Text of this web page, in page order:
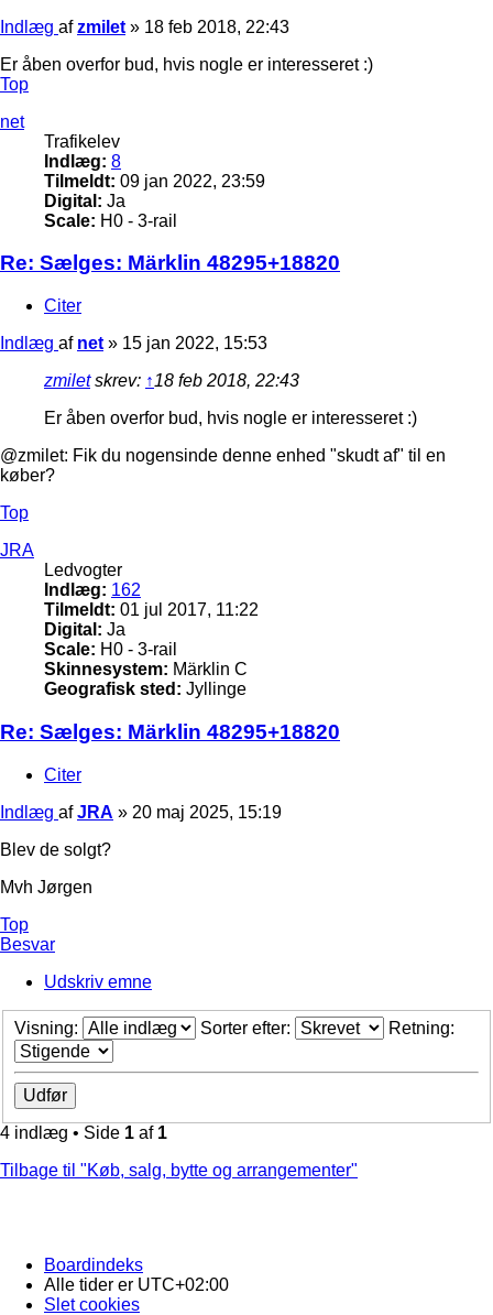
Indlæg afzmilet » 18 feb 2018, 22:43
Er åben overfor bud, hvis nogle er interesseret :)
Top
net
Trafikelev
Indlæg: 8
Tilmeldt: 09 jan 2022, 23:59
Digital: Ja
Scale: H0 - 3-rail
Re: Sælges: Märklin 48295+18820
Citer
Indlæg af net » 15 jan 2022, 15:53
zmiletskrev: ↑18 feb 2018, 22:43
Er åben overfor bud, hvis nogle er interesseret :)
@zmilet: Fik du nogensinde denne enhed "skudt af" til en
køber?
Top
JRA
Ledvogter
Indlæg: 162
Tilmeldt: 01 jul 2017, 11:22
Digital: Ja
Scale: H0 - 3-rail
Skinnesystem: Märklin C
Geografisk sted: Jyllinge
Re: Sælges: Märklin 48295+18820
Citer
Indlæg afJRA » 20 maj 2025, 15:19
Blev de solgt?
Mvh Jørgen
Top
Besvar
Udskriv emne
Visning: Sorter efter: Retning:
4 indlæg • Side 1 af 1
Tilbage til "Køb, salg, bytte og arrangementer"
Boardindeks
Alle tider er UTC+02:00
Slet cookies